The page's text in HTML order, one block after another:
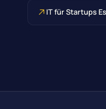
IT für Startups